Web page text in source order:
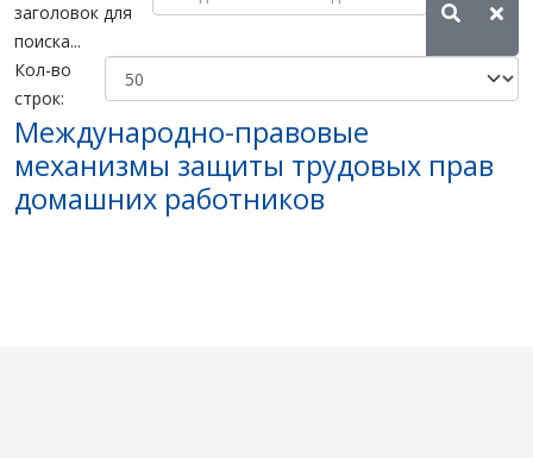
заголовок для
поиска...
Кол-во
строк:
Международно-правовые
механизмы защиты трудовых прав
домашних работников